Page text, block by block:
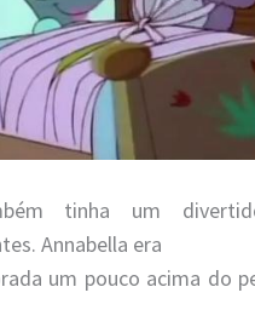
tinha um
Annabella era
um pouco acima do